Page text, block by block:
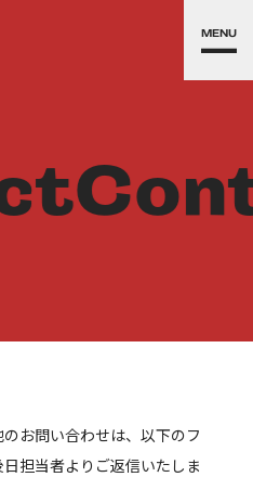
MENU
お問い合わせは、以下のフ
担当者よりご返信いたしま